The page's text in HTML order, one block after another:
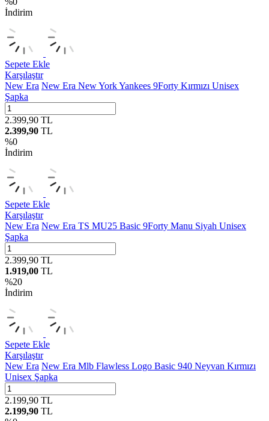
İndirim
Sepete Ekle
Karşılaştır
New Era New Era New York Yankees 9Forty Kırmızı Unisex
Şapka
2.399,90 TL
2.399,90 TL
%0
İndirim
Sepete Ekle
Karşılaştır
New Era New Era TS MU25 Basic 9Forty Manu Siyah Unisex
Şapka
2.399,90 TL
1.919,00 TL
%20
İndirim
Sepete Ekle
Karşılaştır
New Era New Era Mlb Flawless Logo Basic 940 Neyvan Kırmızı
Unisex Şapka
2.199,90 TL
2.199,90 TL